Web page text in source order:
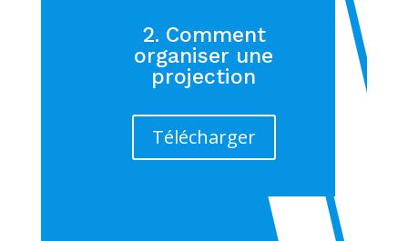
2. Comment
organiser une
projection
Télécharger